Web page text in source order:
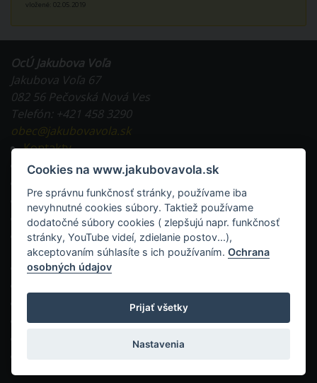
vložené: 02.05.2019
OcÚ Jakubova Voľa
Jakubova Voľa 67
082 56 Pečovská Nová Ves
Telefón: +421 458 3290
obec@jakubovavola.sk
Kontakty
Tlačivá na stiahnutie
Evidencia obyvateľstva a doklady
Miestne dane a poplatky
Stavebná činnosť v obci a tlačivá
RSS
Vyhlásenie o prístupnosti
WESTO - web pre obec a mesto
Ochrana osobných údajov
Cookies na www.jakubovavola.sk
Pre správnu funkčnosť stránky, používame iba
nevyhnutné cookies súbory. Taktiež používame
dodatočné súbory cookies ( zlepšujú napr. funkčnosť
stránky, YouTube videí, zdielanie postov...),
akceptovaním súhlasíte s ich používaním.Ochrana
osobných údajov
Prijať všetky
Nastavenia